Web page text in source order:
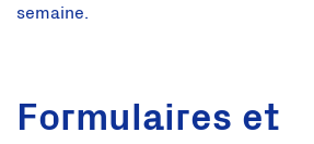
semaine.
Formulaires et